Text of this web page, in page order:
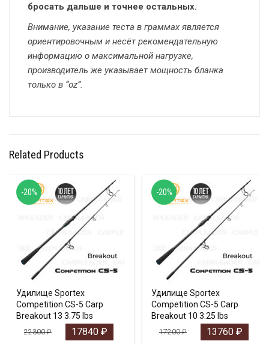
бросать дальше и точнее остальных.
Внимание, указание теста в граммах является
ориентировочным и несёт рекомендательную
информацию о максимальной нагрузке,
производитель же указывает мощность бланка
только в “oz”.
Related Products
Удилище Sportex
Competition CS-5 Carp
Breakout 13 3.75 lbs
22300₽ 17840 ₽
-20%
Удилище Sportex
Competition CS-5 Carp
Breakout 10 3.25 lbs
17200₽ 13760 ₽
-20%